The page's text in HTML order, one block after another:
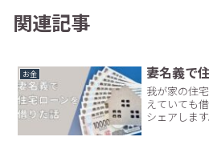
関連記事
お金 妻名義で
我が家の住
えていても
シェアします